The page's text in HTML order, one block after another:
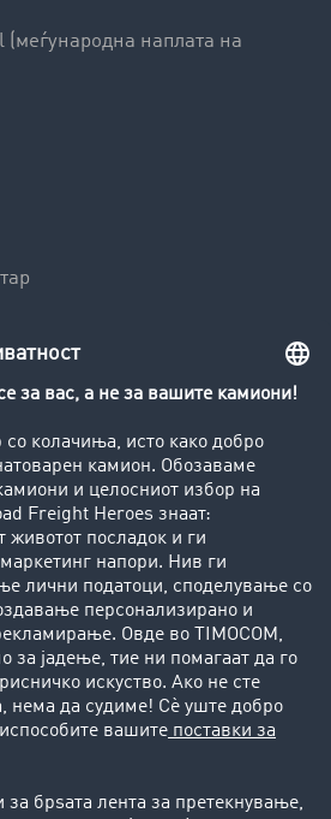
наплата на
берза
камиони
клиенти